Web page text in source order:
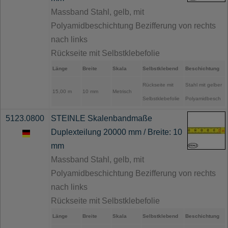
Massband Stahl, gelb, mit
Polyamidbeschichtung Bezifferung von rechts
nach links
Rückseite mit Selbstklebefolie
Länge Breite Skala Selbstklebend Beschichtung
15,00 m 10 mm Metrisch
Rückseite mit
Selbstklebefolie
Stahl mit gelber
Polyamidbesch
5123.0800
STEINLE Skalenbandmaße
Duplexteilung 20000 mm / Breite: 10
mm
Massband Stahl, gelb, mit
Polyamidbeschichtung Bezifferung von rechts
nach links
Rückseite mit Selbstklebefolie
Länge Breite Skala Selbstklebend Beschichtung